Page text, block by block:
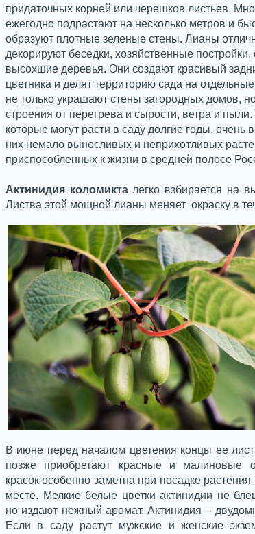
придаточных корней или черешков листьев.
ежегодно подрастают на несколько метров и
образуют плотные зеленые стены. Лианы
декорируют беседки, хозяйственные постройки,
высохшие деревья. Они создают красивый
цветника и делят территорию сада на
не только украшают стены загородных домов,
строения от перегрева и сырости, ветра и
которые могут расти в саду долгие годы, очень
них немало выносливых и неприхотливых
приспособленных к жизни в средней полосе
Актинидия коломикталегко взбирается на
Листва этой мощной лианы меняет окраску в
В июне перед началом цветения концы ее
позже приобретают красные и малиновые
красок особенно заметна при посадке
месте. Мелкие белые цветки актинидии не
но издают нежный аромат. Актинидия –
Если в саду растут мужские и женские